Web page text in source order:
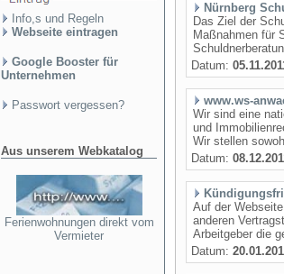
Info,s und Regeln
Webseite eintragen
Google Booster für
Unternehmen
Passwort vergessen?
Aus unserem Webkatalog
Ferienwohnungen direkt vom
Vermieter
Nürnberg
Das Ziel der
Maßnahmen für
Datum:
www.ws-
Wir sind eine
und
Wir stellen
Datum:
Auf der
anderen
Arbeitgeber die
Datum: